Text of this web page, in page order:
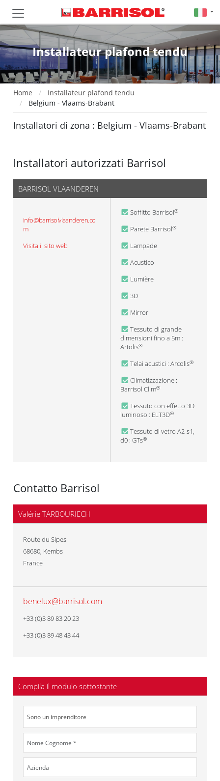
Installateur plafond tendu
Home
Installateur plafond tendu
Belgium - Vlaams-Brabant
Installatori di zona : Belgium - Vlaams-Brabant
Installatori autorizzati Barrisol
BARRISOL VLAANDEREN
info@barrisolvlaanderen.co
m
Visita il sito web
Soffitto Barrisol®
Parete Barrisol®
Lampade
Acustico
Lumière
3D
Mirror
Tessuto di grande
dimensioni fino a 5m :
Artolis®
Telai acustici : Arcolis®
Climatizzazione :
Barrisol Clim®
Tessuto con effetto 3D
luminoso : ELT3D®
Tessuto di vetro A2-s1,
d0 : GTs®
Contatto Barrisol
Valérie TARBOURIECH
Route du Sipes
68680, Kembs
France
benelux@barrisol.com
+33 (0)3 89 83 20 23
+33 (0)3 89 48 43 44
Compila il modulo sottostante